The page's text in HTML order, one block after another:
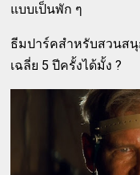
แบบเป็นพัก ๆ
ธีมปาร์คสำหรับสวนสนุ
เฉลี่ย 5 ปีครั้งได้มั้ง ?